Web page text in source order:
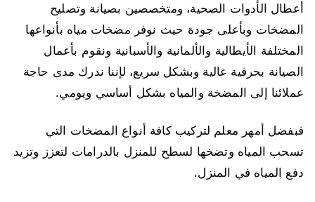
أعطال الأدوات الصحية، ومتخصصين بصيانة وتصليح
المضخات وبأعلى جودة حيث نوفر مضخات مياه بأنواعها
المختلفة الأيطالية والألمانية والأسبانية ونقوم بأعمال
الصيانة بحرفية عالية وبشكل سريع، لإننا ندرك مدى حاجة
عملائنا إلى المضخة والمياه بشكل أساسي ويومي.
فبفضل أمهر معلم لتركيب كافة أنواع المضخات التي
تسحب المياه وتضخها لسطح للمنزل بالدرامات لتعزز وتزيد
دفع المياه في المنزل.